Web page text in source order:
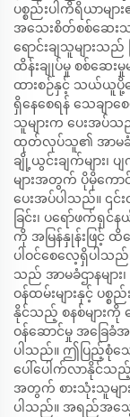
ပစ္စည်းပါကိရိယာမ
အသေးစိတ်စစ်ဆေးသ
ရောင်းချသူများသ
ထိန်းချုပ်မှု စစ်ဆေးမှု
ထားစဉ်နှင့် သယ်ယူပို့
ရှိနေစေရန် သေချာ
သူများက ပေးအပ်
ထုတ်လုပ်သူ၏ အာမခံချ
ချို့ယွင်းချက်များ၊
များအတွက် ပိုမိုကော
ပေးအပ်ပါသည်။ ၎င်း
ခြင်း၊ ပရော်ဖက်ရှင်န
ကို အမြန်နှုန်းဖြင့် ထိ
ပါဝင်စေလေ့ရှိပါသည်
သည် အာမခံဌာနမျာ
ဝန်ထမ်းများနှင့် ပစ္
နိုင်သည့် စနစ်များကို
ဝန်ဆောင်မှု အခြေ
ပါသည်။ ဤပြည့်စုံ
ပေါ်ပေါက်လာနိုင်သ
အတွက် စားသုံးသူမျာ
ပါသည်။ အရည်အသွေ